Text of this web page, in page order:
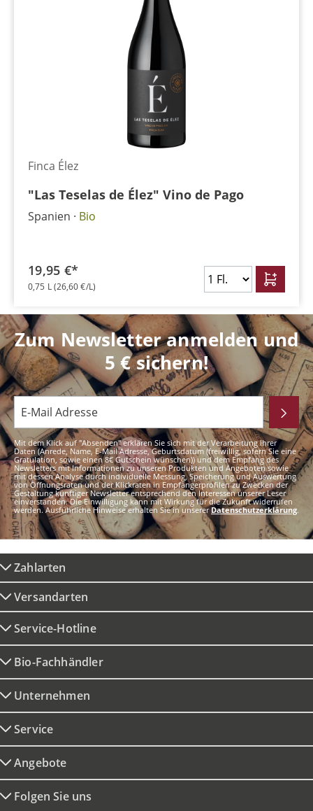
Finca Élez
"Las Teselas de Élez" Vino de Pago
Spanien Bio
19,95 €*
0,75 L(26,60 €/L)
Zum Newsletter anmelden und
5 € sichern!
Mit dem Klick auf "Absenden" erklären Sie sich mit der Verarbeitung Ihrer
Daten (Anrede, Name, E-Mail Adresse, Geburtsdatum (freiwillig, sofern Sie eine
Gratulation, sowie einen 8€ Gutschein wünschen)) und dem Empfang des
Newsletters mit Informationen zu unseren Produkten und Angeboten sowie
mit dessen Analyse durch individuelle Messung, Speicherung und Auswertung
von Öffnungsraten und der Klickraten in Empfängerprofilen zu Zwecken der
Gestaltung künftiger Newsletter entsprechend den Interessen unserer Leser
einverstanden. Die Einwilligung kann mit Wirkung für die Zukunft widerrufen
werden. Ausführliche Hinweise erhalten Sie in unsererDatenschutzerklärung.
Zahlarten
Versandarten
Service-Hotline
Bio-Fachhändler
Unternehmen
Service
Angebote
Folgen Sie uns